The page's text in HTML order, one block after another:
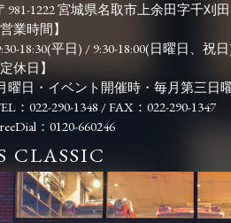
981-1222 宮城県名取市上余田字千刈田
営業時間】
18:30(平日) / 9:30-18:00(日曜日、祝日
定休日】
曜日・イベント開催時・毎月第三日
：022-290-1348 / FAX：022-290-1347
：0120-660246
CLASSIC